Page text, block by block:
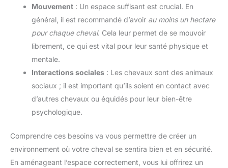
Mouvement : Un espace suffisant est crucial. En
général, il est recommandé d’avoir au moins un hectare
pour chaque cheval. Cela leur permet de se mouvoir
librement, ce qui est vital pour leur santé physique et
mentale.
Interactions sociales : Les chevaux sont des animaux
sociaux ; il est important qu’ils soient en contact avec
d’autres chevaux ou équidés pour leur bien-être
psychologique.
Comprendre ces besoins va vous permettre de créer un
environnement où votre cheval se sentira bien et en sécurité.
En aménageant l’espace correctement, vous lui offrirez un